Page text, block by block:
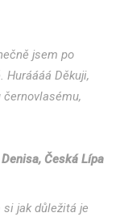
jsem po
Děkuji,
Denisa, Česká Lípa
si jak důležitá je